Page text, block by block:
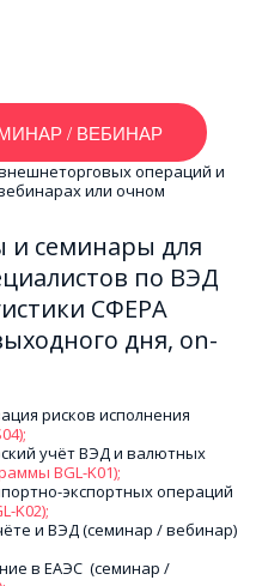
/ ВЕБИНАР
операций и
или очном
и семинары для
по ВЭД
СФЕРА
дня, on-
рисков исполнения
учёт ВЭД и валютных
BGL-K01);
экспортных операций
K02);
в ЕАЭС  (семинар /